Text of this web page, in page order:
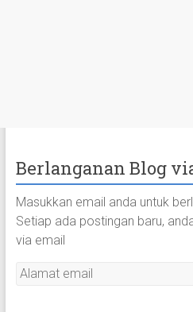
Berlanganan Blog
Masukkan email anda untuk
Setiap ada postingan baru,
via email
A